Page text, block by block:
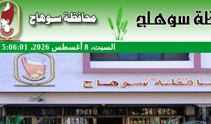
السبت، 8 أغسطس 2026، 5:06:01 م